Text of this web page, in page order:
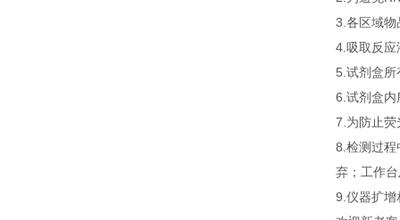
3.各区域物
4.吸取反应
5.试剂盒所
6.试剂盒内
7.为防止荧
8.检测过程
弃；工作
9.仪器扩增